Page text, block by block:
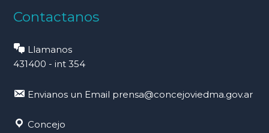
Contactanos
Llamanos
431400 - int 354
Envianos un Email prensa@concejoviedma.gov.ar
Concejo